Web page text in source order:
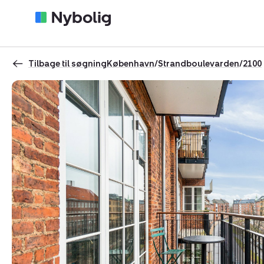
Tilbage til søgningKøbenhavn/Strandboulevarden/2100